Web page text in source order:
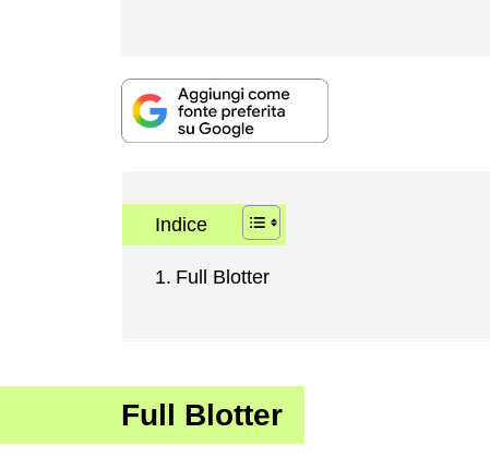
Indice
Full Blotter
Full Blotter